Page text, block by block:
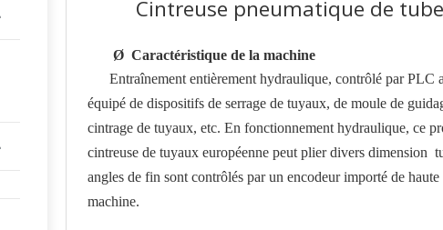
Cintreuse pneumatique de
Ø Caractéristique de la machine
Entraînement entièrement hydraulique, contrôlé par PLC
équipé de dispositifs de serrage de tuyaux, de moule de
cintrage de tuyaux, etc. En fonctionnement hydraulique, ce
cintreuse de tuyaux européenne peut plier divers dimension
angles de fin sont contrôlés par un encodeur importé de haute
machine.